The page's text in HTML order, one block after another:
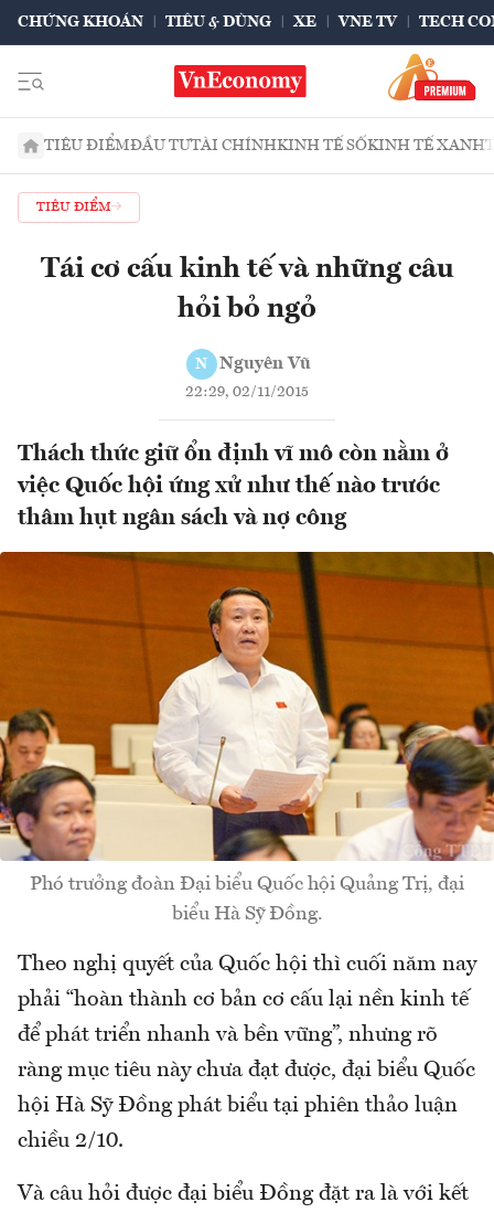
CHỨNG KHOÁN TIÊU & DÙNG XE VNE TV TECH
TIÊU ĐIỂMĐẦU TƯTÀI CHÍNHKINH TẾ SỐKINH TẾ XANH
TIÊU ĐIỂM
Tái cơ cấu kinh tế và những câu
hỏi bỏ ngỏ
N Nguyên Vũ
22:29, 02/11/2015
Thách thức giữ ổn định vĩ mô còn nằm ở
việc Quốc hội ứng xử như thế nào trước
thâm hụt ngân sách và nợ công
Phó trưởng đoàn Đại biểu Quốc hội Quảng Trị, đại
biểu Hà Sỹ Đồng.
Theo nghị quyết của Quốc hội thì cuối năm nay
phải “hoàn thành cơ bản cơ cấu lại nền kinh tế
để phát triển nhanh và bền vững”, nhưng rõ
ràng mục tiêu này chưa đạt được, đại biểu Quốc
hội Hà Sỹ Đồng phát biểu tại phiên thảo luận
chiều 2/10.
Và câu hỏi được đại biểu Đồng đặt ra là với kết